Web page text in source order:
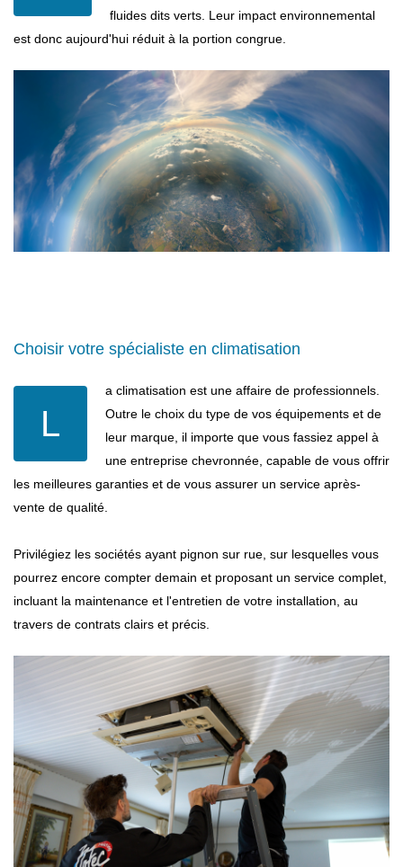
fluides dits verts. Leur impact environnemental
est donc aujourd'hui réduit à la portion congrue.
Choisir votre spécialiste en climatisation
L
a climatisation est une affaire de professionnels.
Outre le choix du type de vos équipements et de
leur marque, il importe que vous fassiez appel à
une entreprise chevronnée, capable de vous offrir
les meilleures garanties et de vous assurer un service après-
vente de qualité.
Privilégiez les sociétés ayant pignon sur rue, sur lesquelles vous
pourrez encore compter demain et proposant un service complet,
incluant la maintenance et l'entretien de votre installation, au
travers de contrats clairs et précis.